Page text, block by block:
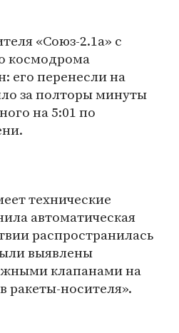
«Союз-2.1а» с
космодрома
его перенесли на
за полторы минуты
на 5:01 по
технические
автоматическая
распространилась
выявлены
клапанами на
ракеты-носителя».